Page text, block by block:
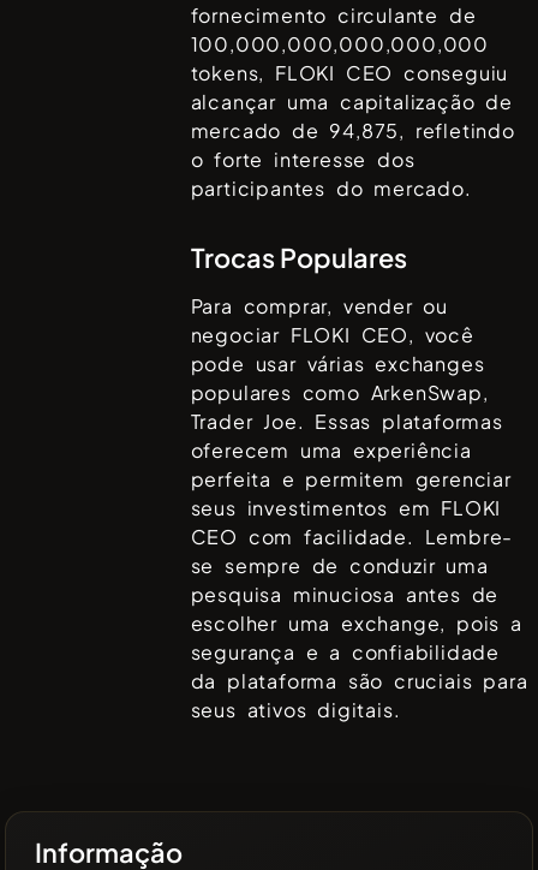
fornecimento circulante de
100,000,000,000,000,000
tokens, FLOKI CEO conseguiu
alcançar uma capitalização de
mercado de 94,875, refletindo
o forte interesse dos
participantes do mercado.
Trocas Populares
Para comprar, vender ou
negociar FLOKI CEO, você
pode usar várias exchanges
populares como ArkenSwap,
Trader Joe. Essas plataformas
oferecem uma experiência
perfeita e permitem gerenciar
seus investimentos em FLOKI
CEO com facilidade. Lembre-
se sempre de conduzir uma
pesquisa minuciosa antes de
escolher uma exchange, pois a
segurança e a confiabilidade
da plataforma são cruciais para
seus ativos digitais.
Informação